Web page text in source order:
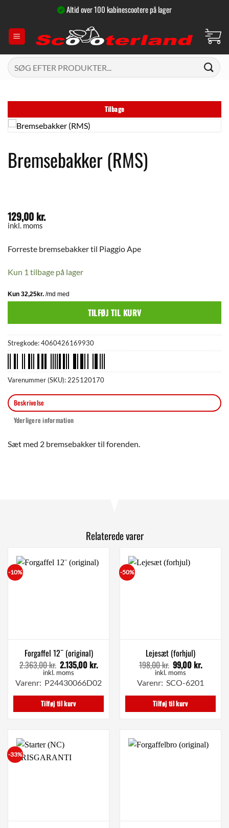
indhold
Altid over 100 kabinescootere på lager
Søg
efter:
Tilbage
Bremsebakker (RMS)
129,00 kr.
inkl. moms
Forreste bremsebakker til Piaggio Ape
Kun 1 tilbage på lager
TILFØJ TIL KURV
Stregkode:4060426169930
Varenummer (SKU): 225120170
Beskrivelse
Yderligere information
Sæt med 2 bremsebakker til forenden.
Relaterede varer
-10%
Forgaffel 12¨ (original)
2.363,00kr. Den
oprindelige
pris
var:
2.363,00 kr..
2.135,00kr.
pris
er:
2.135,00 kr..
inkl. moms
Varenr: P24430066D02
Tilføj til kurv
-50%
Lejesæt (forhjul)
198,00kr. Den
oprindelige
pris
var:
198,00 kr..
99,00kr.
pris
er:
99,00
inkl. moms
Varenr: SCO-6201
Tilføj til kurv
-33%